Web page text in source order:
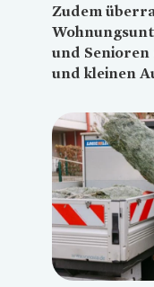
Zudem
und
und kleinen